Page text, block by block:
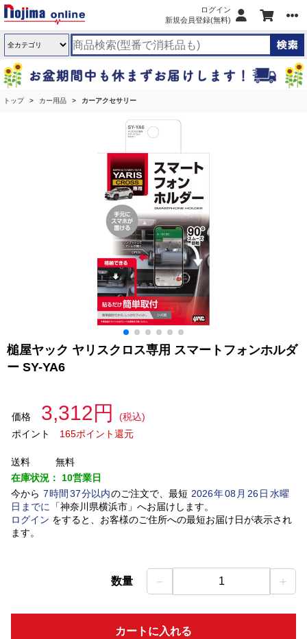
ログイン
新規会員登録(無料)
トップ カー用品 カーアクセサリー
槌屋ヤック ヤリスクロス専用 スマートフォンホルダ
ー SY-YA6
価格 3,312円
(税込)
ポイント
165ポイント還元
送料
無料
在庫状況： 10営業日
今から 7時間 37分以内のご注文で、最短 2026年08 月 26日水曜
日 までに 「神奈川県横浜市」 へお届けします。
ログイン をすると、お客様のご住所への最短お届け日が表示され
ます。
数量 － 1 ＋
カートに入れる